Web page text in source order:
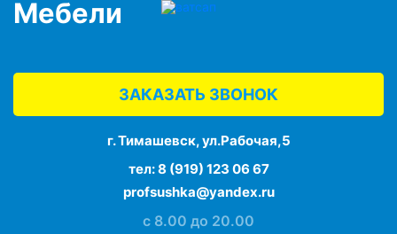
Мебели
ЗАКАЗАТЬ ЗВОНОК
г. Тимашевск, ул.Рабочая,5
тел:8 (919) 123 06 67
profsushka@yandex.ru
с 8.00 до 20.00